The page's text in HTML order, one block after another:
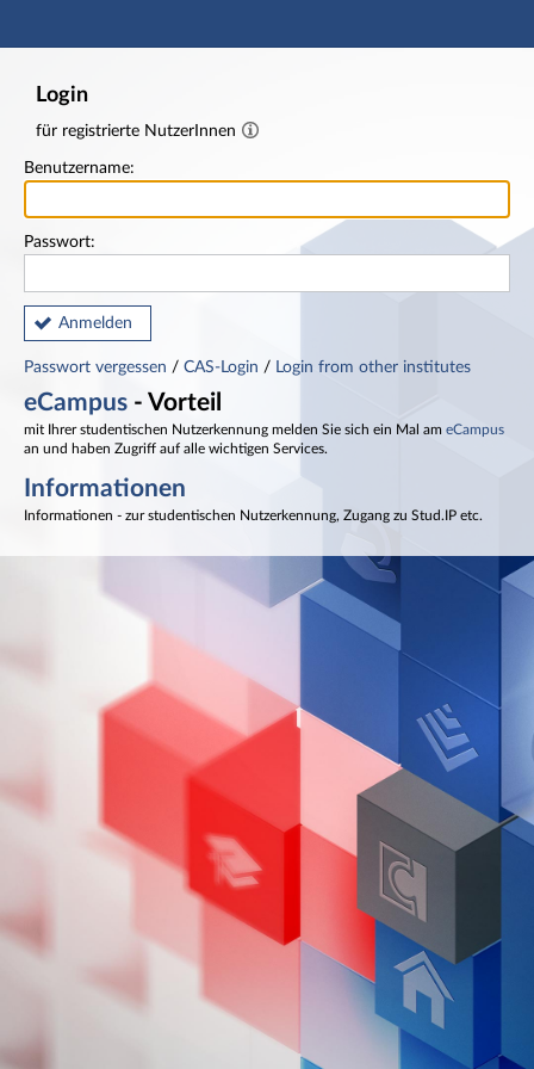
Hauptnavigation
Login
für registrierte NutzerInnen
Benutzername:
Passwort:
Anmelden
Passwort vergessen / CAS-Login / Login from other institutes
eCampus - Vorteil
mit Ihrer studentischen Nutzerkennung melden Sie sich ein Mal am eCampus
an und haben Zugriff auf alle wichtigen Services.
Informationen
Informationen - zur studentischen Nutzerkennung, Zugang zu Stud.IP etc.